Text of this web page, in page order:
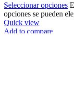
Seleccionar opciones
opciones se pueden
Quick view
Add to compare